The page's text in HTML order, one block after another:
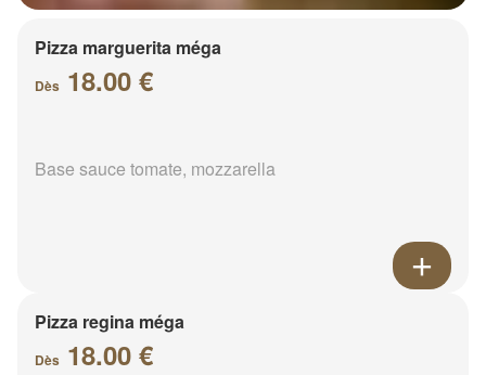
Pizza marguerita méga
Dès 18.00 €
Base sauce tomate, mozzarella
Pizza regina méga
Dès 18.00 €